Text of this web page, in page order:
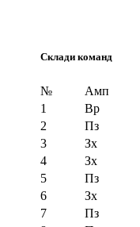
Склади команд
№ Амп
1
Вр
2
Пз
3
Зх
4
Зх
5
Пз
6
Зх
7
Пз